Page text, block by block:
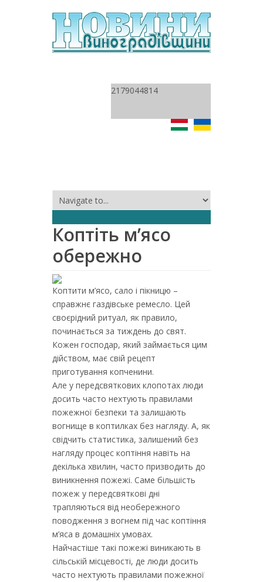
2179044814
Коптіть м’ясо
обережно
Коптити м’ясо, сало і пікницю –
справжнє газдівське ремесло. Цей
своєрідний ритуал, як правило,
починається за тиждень до свят.
Кожен господар, який займається цим
дійством, має свій рецепт
приготування копченини.
Але у передсвяткових клопотах люди
досить часто нехтують правилами
пожежної безпеки та залишають
вогнище в коптилках без нагляду. А, як
свідчить статистика, залишений без
нагляду процес коптіння навіть на
декілька хвилин, часто призводить до
виникнення пожежі. Саме більшість
пожеж у передсвяткові дні
трапляються від необережного
поводження з вогнем під час коптіння
м’яса в домашніх умовах.
Найчастіше такі пожежі виникають в
сільській місцевості, де люди досить
часто нехтують правилами пожежної